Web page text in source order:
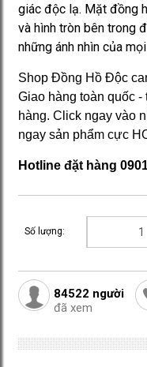
giác độc lạ. Mặt đồng
và hình tròn bên trong
những ánh nhìn của mọi
Shop Đồng Hồ Độc
Giao hàng toàn quốc -
hàng. Click ngay vào
ngay sản phẩm cực
Hotline đặt hàng
Số lượng:
84522 người
đã xem